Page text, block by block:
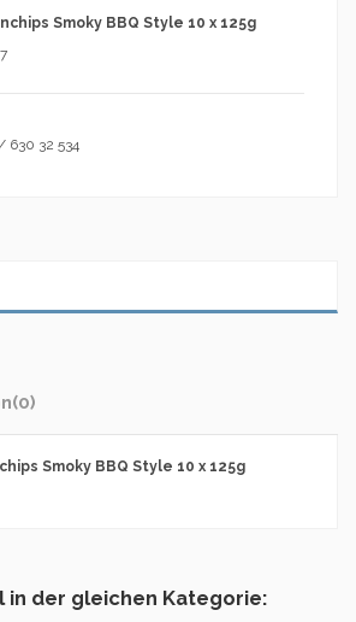
Smoky BBQ Style 10 x 125g
630 32 534
(0)
Smoky BBQ Style 10 x 125g
in der gleichen Kategorie: